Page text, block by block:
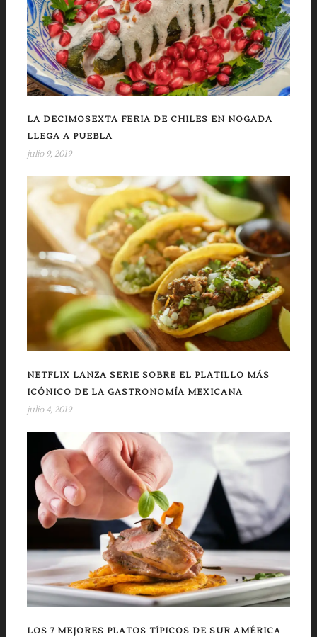
LA DECIMOSEXTA FERIA DE CHILES EN NOGADA
LLEGA A PUEBLA
julio 9, 2019
NETFLIX LANZA SERIE SOBRE EL PLATILLO MÁS
ICÓNICO DE LA GASTRONOMÍA MEXICANA
julio 4, 2019
LOS 7 MEJORES PLATOS TÍPICOS DE SUR AMÉRICA